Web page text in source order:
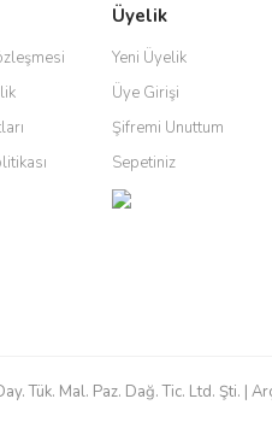
Üyelik
Yeni Üyelik
Üye Girişi
Şifremi Unuttum
Sepetiniz
Mal. Paz. Dağ. Tic. Ltd. Şti. |